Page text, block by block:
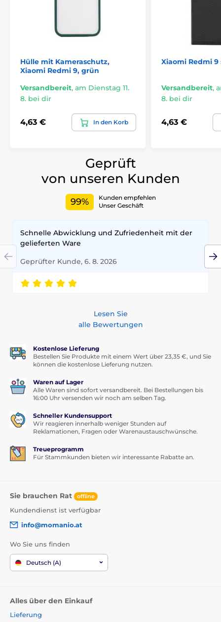
Hülle mit Kameraschutz,
Xiaomi Redmi 9, grün
Versandbereit, am Dienstag 11.
8. bei dir
4,63 € In den Korb
Xiaomi Redmi
Versandbereit,
8. bei dir
4,63 €
Geprüft
von unseren Kunden
99%
Kunden empfehlen
Unser Geschäft
Schnelle Abwicklung und Zufriedenheit mit der
gelieferten Ware
Geprüfter Kunde, 6. 8. 2026
Lesen Sie
alle Bewertungen
Kostenlose Lieferung
Bestellen Sie Produkte mit einem Wert über 23,35 €, und Sie
können die kostenlose Lieferung nutzen.
Waren auf Lager
Alle Waren sind sofort versandbereit. Bei Bestellungen bis
16:00 Uhr versenden wir noch am selben Tag.
Schneller Kundensupport
Wir reagieren innerhalb weniger Stunden auf
Reklamationen, Fragen oder Warenaustauschwünsche.
Treueprogramm
Für Stammkunden bieten wir interessante Rabatte an.
Sie brauchen Rat offline
Kundendienst ist verfügbar
info@momanio.at
Wo Sie uns finden
Deutsch (A)
Alles über den Einkauf
Lieferung